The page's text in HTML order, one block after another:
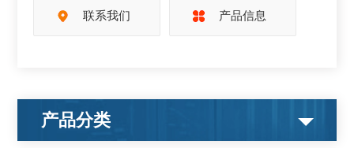
联系我们 产品信息
产品分类